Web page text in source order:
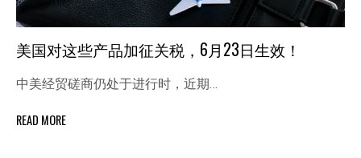
美国对这些产品加征关税，6月23日生效！
中美经贸磋商仍处于进行时，近期…
READ MORE